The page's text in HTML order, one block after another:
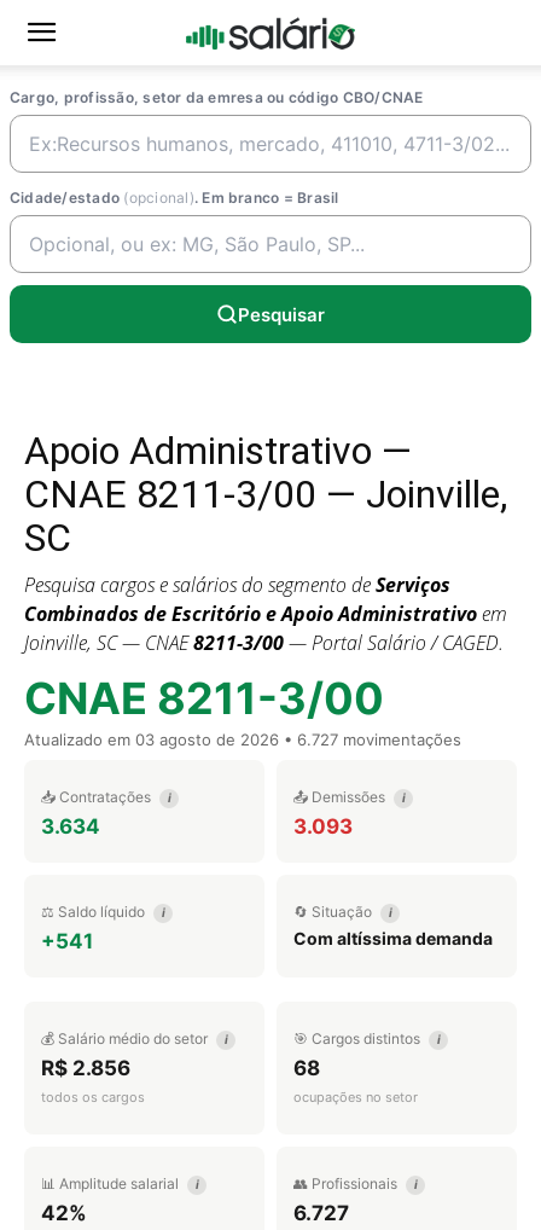
Cargo, profissão, setor da emresa ou código CBO/CNAE
Cidade/estado (opcional). Em branco = Brasil
Pesquisar
Apoio Administrativo —
CNAE 8211-3/00 — Joinville,
SC
Pesquisa cargos e salários do segmento deServiços
Combinados de Escritório e Apoio Administrativoem
Joinville, SC — CNAE8211-3/00— Portal Salário / CAGED.
CNAE 8211-3/00
Atualizado em 03 agosto de 2026 • 6.727 movimentações
📥 Contratações i
3.634
📤 Demissões i
3.093
⚖️ Saldo líquido i
+541
🔄 Situação i
Com altíssima demanda
💰 Salário médio do setor i
R$ 2.856
todos os cargos
🎯 Cargos distintos i
68
ocupações no setor
📊 Amplitude salarial i
42%
👥 Profissionais i
6.727